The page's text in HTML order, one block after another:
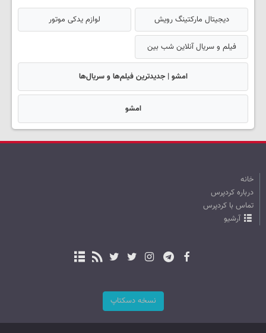
دیجیتال مارکتینگ رویش لوازم یدکی موتور
فیلم و سریال آنلاین شب بین
امشو | جدیدترین فیلم‌ها و سریال‌ها
امشو
خانه
درباره کردپرس
تماس با کردپرس
آرشیو
نسخه دسکتاپ